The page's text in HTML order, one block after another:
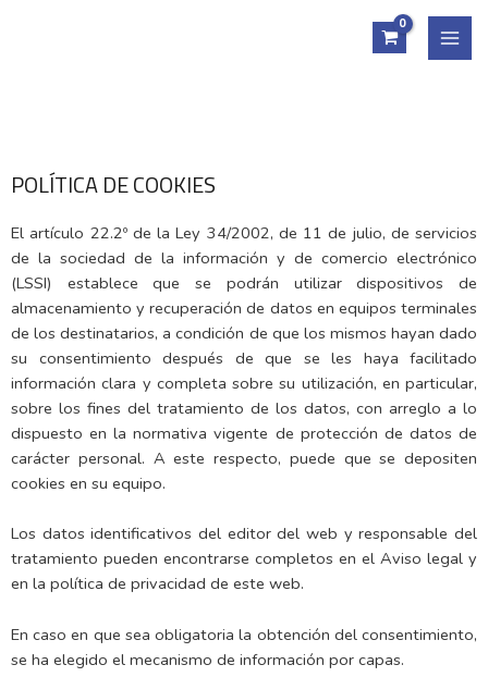
POLÍTICA DE COOKIES
El artículo 22.2º de la Ley 34/2002, de 11 de julio, de servicios
de la sociedad de la información y de comercio electrónico
(LSSI) establece que se podrán utilizar dispositivos de
almacenamiento y recuperación de datos en equipos terminales
de los destinatarios, a condición de que los mismos hayan dado
su consentimiento después de que se les haya facilitado
información clara y completa sobre su utilización, en particular,
sobre los fines del tratamiento de los datos, con arreglo a lo
dispuesto en la normativa vigente de protección de datos de
carácter personal. A este respecto, puede que se depositen
cookies en su equipo.
Los datos identificativos del editor del web y responsable del
tratamiento pueden encontrarse completos en el Aviso legal y
en la política de privacidad de este web.
En caso en que sea obligatoria la obtención del consentimiento,
se ha elegido el mecanismo de información por capas.